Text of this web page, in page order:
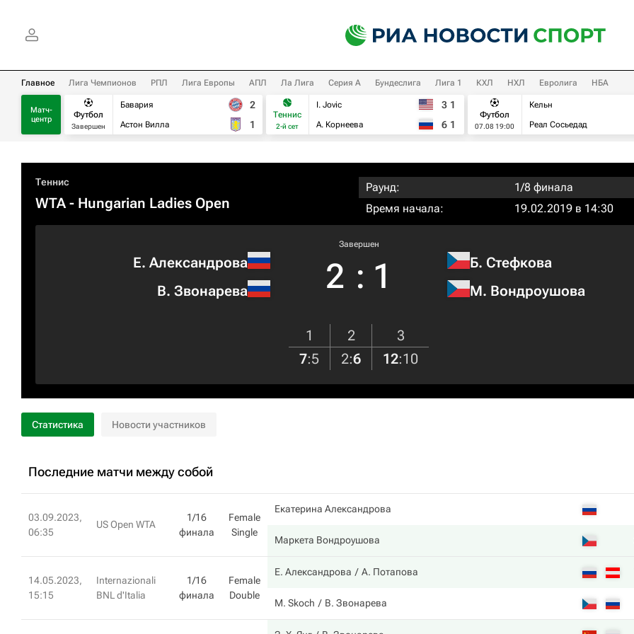
Главное Лига Чемпионов РПЛ Лига Европы АПЛ Ла Лига Серия А Бундеслига Лига 1 КХЛ НХЛ Евролига НБА
Матч-
центр
Футбол
Завершен
Бавария
Астон Вилла
2
1
Теннис
2-й сет
I. Jovic
А. Корнеева
3 1
6 1
Футбол
07.08 19:00
Кельн
Реал Сосьедад
Теннис
WTA- Hungarian Ladies Open
Раунд:
1/8 финала
Время начала:
19.02.2019 в 14:30
Е. Александрова
В. Звонарева
Завершен
2 : 1
Б. Стефкова
М. Вондроушова
1 2
3
7:5 2:6 12:10
Статистика Новости участников
Последние матчи между собой
03.09.2023,
06:35
US Open WTA
1/16
финала
Female
Single
Екатерина Александрова
Маркета Вондроушова
14.05.2023,
15:15
Internazionali
BNL d'Italia
1/16
финала
Female
Double
Е. Александрова А. Потапова
M. Skoch В. Звонарева